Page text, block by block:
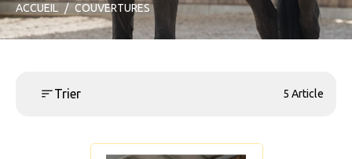
ACCUEIL COUVERTURES
Trier 5 Article